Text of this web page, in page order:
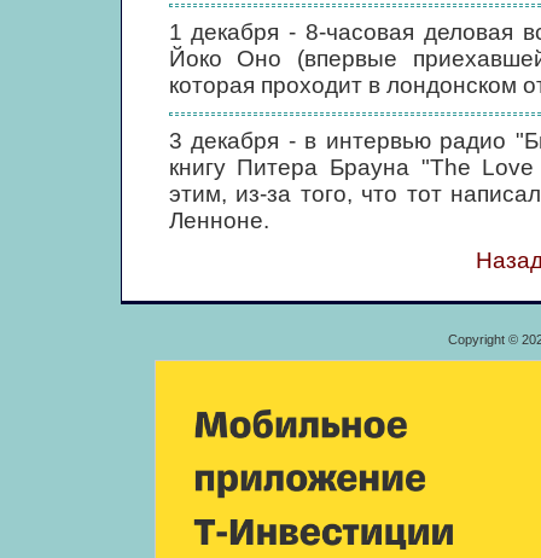
1 декабря - 8-часовая деловая
Йоко Оно (впервые
которая проходит в лондонском
3 декабря - в интервью радио
книгу Питера Брауна "The
этим, из-за того, что тот
Ленноне.
Copyright ©